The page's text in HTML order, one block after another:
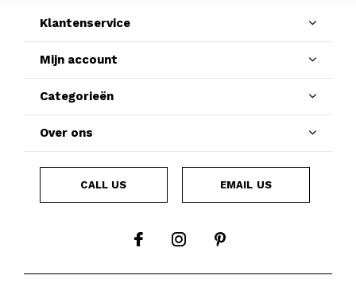
Klantenservice
Mijn account
Categorieën
Over ons
CALL US EMAIL US